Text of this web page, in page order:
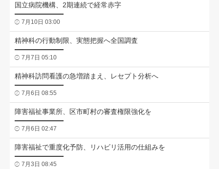
国立病院機構、2期連続で経常赤字
7月10日 03:00
精神科の行動制限、実態把握へ全国調査
7月7日 05:10
精神科訪問看護の急増踏まえ、レセプト分析へ
7月6日 08:55
障害福祉事業所、区市町村の審査権限強化を
7月6日 02:47
障害福祉で重度化予防、リハビリ活用の仕組みを
7月3日 08:45